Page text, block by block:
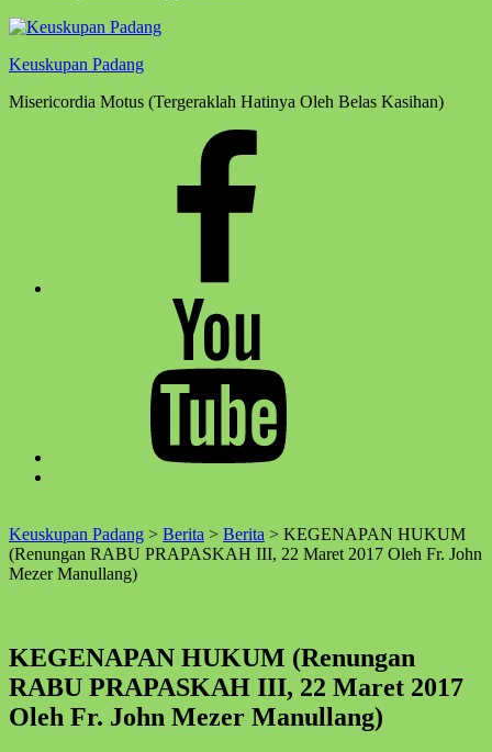
Keuskupan Padang
Misericordia Motus (Tergeraklah Hatinya Oleh Belas Kasihan)
↑
Keuskupan Padang > Berita > Berita > KEGENAPAN HUKUM
(Renungan RABU PRAPASKAH III, 22 Maret 2017 Oleh Fr. John
Mezer Manullang)
KEGENAPAN HUKUM (Renungan
RABU PRAPASKAH III, 22 Maret 2017
Oleh Fr. John Mezer Manullang)